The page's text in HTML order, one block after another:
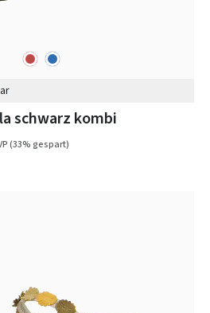
rot blau
schwarz kombi
(33% gespart)